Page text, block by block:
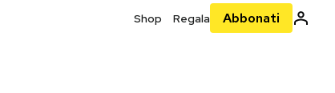
Shop Regala Abbonati